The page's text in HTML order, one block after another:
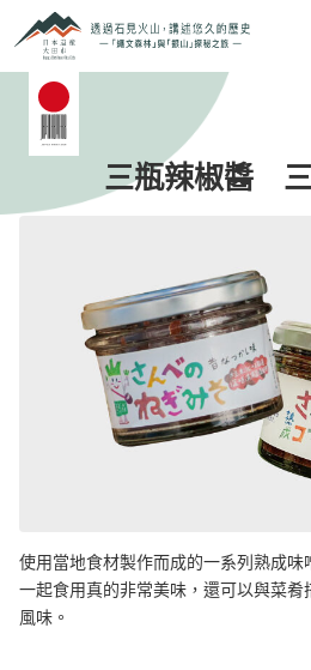
三瓶辣椒醬
使用當地食材製作而成的一系列熟成味
一起食用真的非常美味，還可以與菜肴
風味。